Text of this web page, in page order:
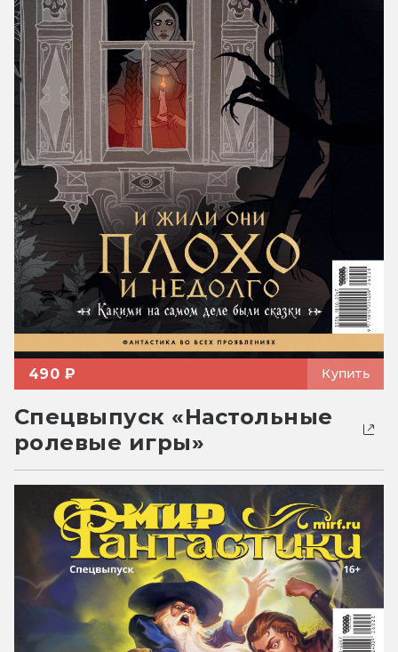
490 ₽ Купить
Спецвыпуск «Настольные
ролевые игры»